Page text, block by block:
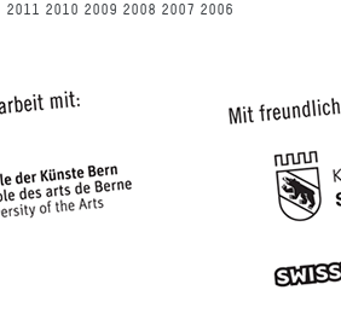
2011 2010 2009 2008 2007 2006